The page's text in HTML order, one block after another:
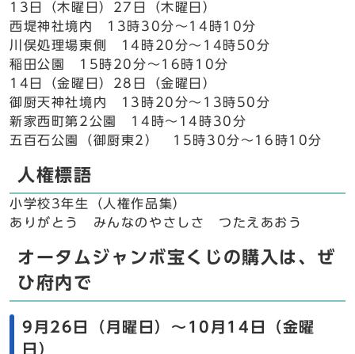
13日（木曜日）27日（木曜日）
西堤神社境内 13時30分～14時10分
川俣処理場東側 14時20分～14時50分
稲田公園 15時20分～16時10分
14日（金曜日）28日（金曜日）
御厨天神社境内 13時20分～13時50分
新家西町第2公園 14時～14時30分
五百石公園（御厨東2） 15時30分～16時10分
人権標語
小学校3年生（人権作品集）
ありがとう みんなのやさしさ つたえあおう
オータムジャンボ宝くじの購入は、ぜ
ひ府内で
9月26日（月曜日）～10月14日（金曜
日）